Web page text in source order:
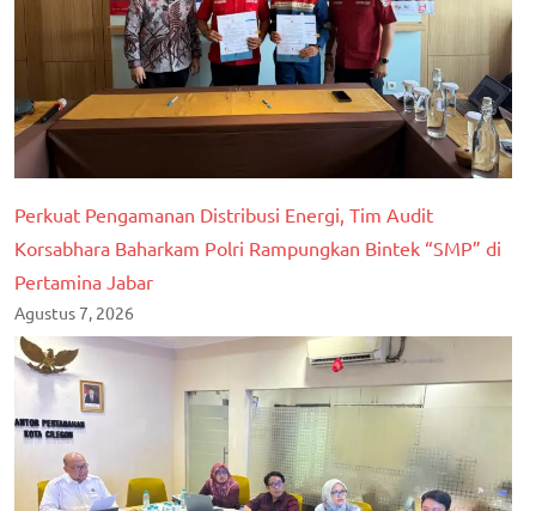
Perkuat Pengamanan Distribusi Energi, Tim Audit
Korsabhara Baharkam Polri Rampungkan Bintek “SMP” di
Pertamina Jabar
Agustus 7, 2026